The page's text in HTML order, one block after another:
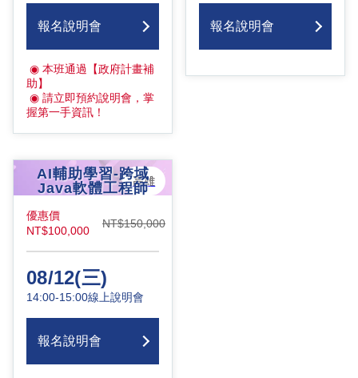
報名說明會
◉ 本班通過【政府計畫補
助】
◉ 請立即預約說明會，掌
握第一手資訊！
報名說明會
高雄
AI輔助學習-跨域
Java軟體工程師
2027/03/11
優惠價
NT$100,000
NT$150,000
08/12(三)
14:00-15:00線上說明會
報名說明會